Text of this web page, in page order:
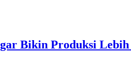
Bikin Produksi